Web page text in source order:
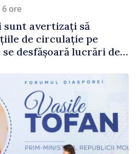
6 ore
avertizați să
de circulație pe
desfășoară lucrări de